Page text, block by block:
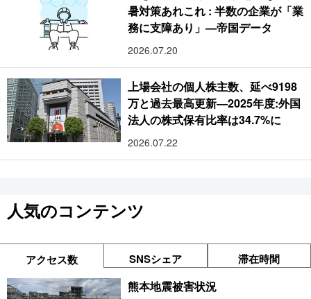
暑対策あれこれ : 半数の企業が「業
務に支障あり」―帝国データ
2026.07.20
上場会社の個人株主数、延べ9198
万と過去最高更新―2025年度:外国
法人の株式保有比率は34.7%に
2026.07.22
人気のコンテンツ
アクセス数 SNSシェア 滞在時間
熊本地震被害状況